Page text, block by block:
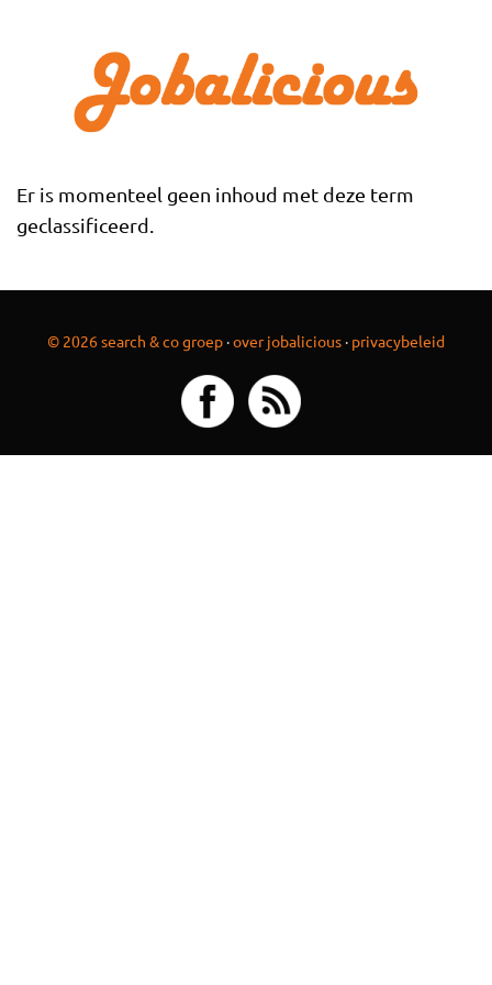
Er is momenteel geen inhoud met deze term
geclassificeerd.
© 2026 search & co groep ·over jobalicious · privacybeleid